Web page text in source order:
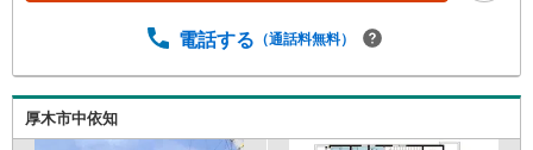
電話する （通話料無料）
厚木市中依知